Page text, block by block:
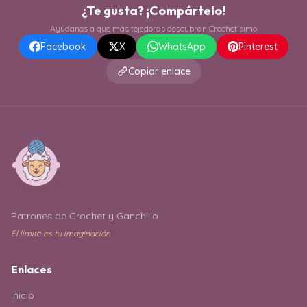
¿Te gusta? ¡Compártelo!
Ayúdanos a que más tejedoras descubran Crochetísimo
Facebook X WhatsApp
Pinterest
Copiar enlace
Patrones de Crochet y Ganchillo
El límite es tu imaginación
Enlaces
Inicio